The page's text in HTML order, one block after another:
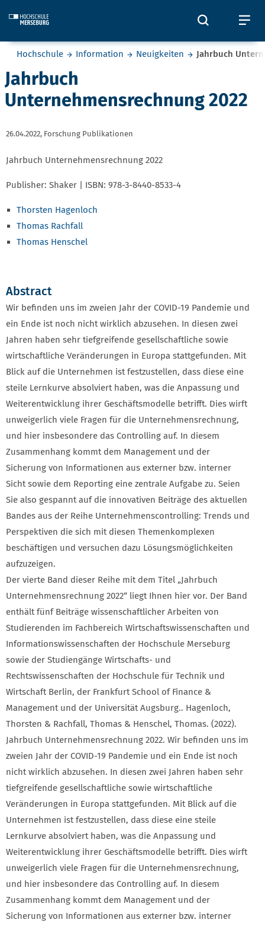
Öffnet
Sie befinden sich hier:
Hochschule Information Neuigkeiten Jahrbuch
Jahrbuch
Unternehmensrechnung 2022
26.04.2022, Forschung Publikationen
Jahrbuch Unternehmensrechnung 2022
Publisher: Shaker | ISBN: 978-3-8440-8533-4
Thorsten Hagenloch
Thomas Rachfall
Thomas Henschel
Abstract
Wir befinden uns im zweien Jahr der COVID-19 Pandemie und
ein Ende ist noch nicht wirklich abzusehen. In diesen zwei
Jahren haben sehr tiefgreifende gesellschaftliche sowie
wirtschaftliche Veränderungen in Europa stattgefunden. Mit
Blick auf die Unternehmen ist festzustellen, dass diese eine
steile Lernkurve absolviert haben, was die Anpassung und
Weiterentwicklung ihrer Geschäftsmodelle betrifft. Dies wirft
unweigerlich viele Fragen für die Unternehmensrechnung,
und hier insbesondere das Controlling auf. In diesem
Zusammenhang kommt dem Management und der
Sicherung von Informationen aus externer bzw. interner
Sicht sowie dem Reporting eine zentrale Aufgabe zu. Seien
Sie also gespannt auf die innovativen Beiträge des aktuellen
Bandes aus der Reihe Unternehmenscontrolling: Trends und
Perspektiven die sich mit diesen Themenkomplexen
beschäftigen und versuchen dazu Lösungsmöglichkeiten
aufzuzeigen.
Der vierte Band dieser Reihe mit dem Titel „Jahrbuch
Unternehmensrechnung 2022“ liegt Ihnen hier vor. Der Band
enthält fünf Beiträge wissenschaftlicher Arbeiten von
Studierenden im Fachbereich Wirtschaftswissenschaften und
Informationswissenschaften der Hochschule Merseburg
sowie der Studiengänge Wirtschafts- und
Rechtswissenschaften der Hochschule für Technik und
Wirtschaft Berlin, der Frankfurt School of Finance &
Management und der Universität Augsburg.. Hagenloch,
Thorsten & Rachfall, Thomas & Henschel, Thomas. (2022).
Jahrbuch Unternehmensrechnung 2022. Wir befinden uns im
zweien Jahr der COVID-19 Pandemie und ein Ende ist noch
nicht wirklich abzusehen. In diesen zwei Jahren haben sehr
tiefgreifende gesellschaftliche sowie wirtschaftliche
Veränderungen in Europa stattgefunden. Mit Blick auf die
Unternehmen ist festzustellen, dass diese eine steile
Lernkurve absolviert haben, was die Anpassung und
Weiterentwicklung ihrer Geschäftsmodelle betrifft. Dies wirft
unweigerlich viele Fragen für die Unternehmensrechnung,
und hier insbesondere das Controlling auf. In diesem
Zusammenhang kommt dem Management und der
Sicherung von Informationen aus externer bzw. interner